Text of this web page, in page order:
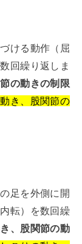
ける動作（屈
回繰り返しま
の動きの制限
き、股関節の
足を外側に開
転）を数回繰
、股関節の動